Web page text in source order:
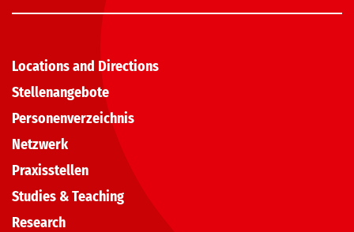
Locations and Directions
Stellenangebote
Personenverzeichnis
Netzwerk
Praxisstellen
Studies & Teaching
Research